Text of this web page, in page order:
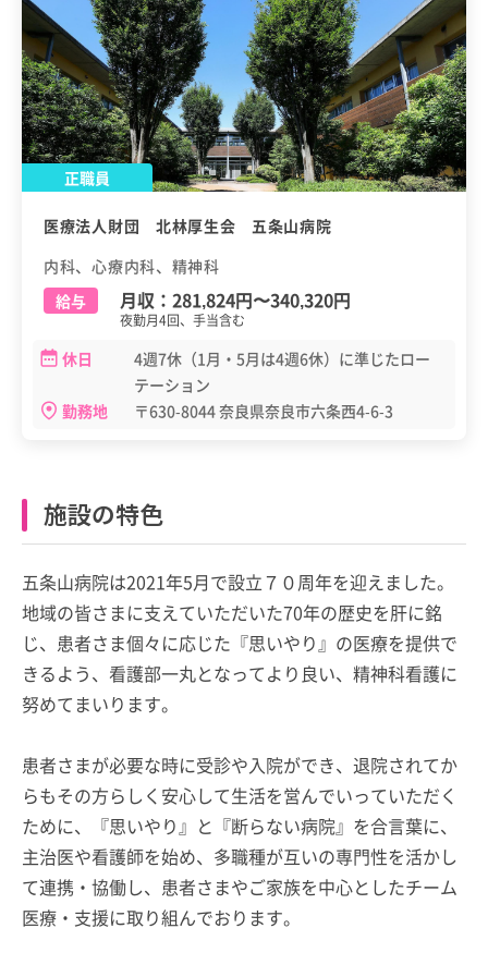
正職員
医療法人財団 北林厚生会 五条山病院
内科、心療内科、精神科
給与
月収： 281,824円〜340,320円
夜勤月4回、手当含む
休日
4週7休（1月・5月は4週6休）に準じたロー
テーション
勤務地
〒630-8044 奈良県奈良市六条西4-6-3
施設の特色
五条山病院は2021年5月で設立７０周年を迎えました。
地域の皆さまに支えていただいた70年の歴史を肝に銘
じ、患者さま個々に応じた『思いやり』の医療を提供で
きるよう、看護部一丸となってより良い、精神科看護に
努めてまいります。
患者さまが必要な時に受診や入院ができ、退院されてか
らもその方らしく安心して生活を営んでいっていただく
ために、『思いやり』と『断らない病院』を合言葉に、
主治医や看護師を始め、多職種が互いの専門性を活かし
て連携・協働し、患者さまやご家族を中心としたチーム
医療・支援に取り組んでおります。